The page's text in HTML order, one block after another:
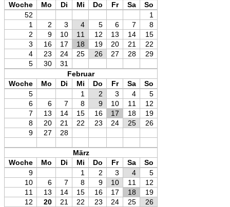
Woche
Mo Di Mi Do Fr Sa
So
52
1
1
2 3 4 5 6 7
8
2
9 10 11 12 13 14
15
3
16 17 18 19 20 21
22
4
23 24 25 26 27 28
29
5
30
31
Februar
Woche
Mo Di Mi Do Fr Sa
So
5
1 2 3 4
5
6
6 7 8 9 10 11
12
7
13 14 15 16 17 18
19
8
20 21 22 23 24 25
26
9
27 28
März
Woche
Mo Di Mi Do Fr Sa
So
9
1 2 3 4
5
10
6 7 8 9 10 11
12
11
13 14 15 16 17 18
19
12
20 21 22 23 24 25
26